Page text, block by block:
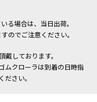
る場合は、当日出荷。
のでご注意ください。
しております。
ムクローラは到着の日時指
さい。